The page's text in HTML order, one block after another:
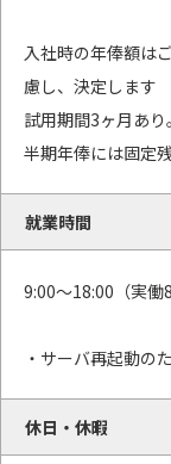
入社時の年俸額は
慮し、決定します
試用期間3ヶ月あ
半期年俸には固定
就業時間
9:00～18:00（実働
・サーバ再起動の
休日・休暇